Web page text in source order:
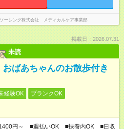
ーシング株式会社 メディカルケア事業部
掲載日：2026.07.31
未読
おばあちゃんのお散歩付き
経験OK
ブランクOK
1400円～ ■週払いOK ■扶養内OK ■日収